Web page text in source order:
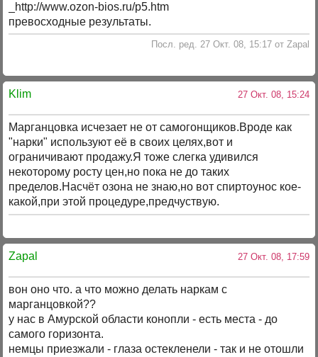
_http://www.ozon-bios.ru/p5.htm
превосходные результаты.
Посл. ред. 27 Окт. 08, 15:17 от Zapal
Klim 27 Окт. 08, 15:24
Марганцовка исчезает не от самогонщиков.Вроде как
"нарки" используют её в своих целях,вот и
ограничивают продажу.Я тоже слегка удивился
некоторому росту цен,но пока не до таких
пределов.Насчёт озона не знаю,но вот спиртоунос кое-
какой,при этой процедуре,предчуствую.
Zapal 27 Окт. 08, 17:59
вон оно что. а что можно делать наркам с
марганцовкой??
у нас в Амурской области конопли - есть места - до
самого горизонта.
немцы приезжали - глаза остекленели - так и не отошли